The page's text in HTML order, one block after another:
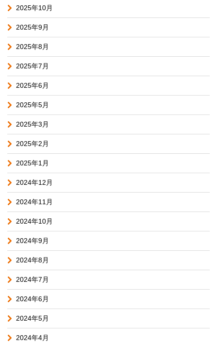
2025年10月
2025年9月
2025年8月
2025年7月
2025年6月
2025年5月
2025年3月
2025年2月
2025年1月
2024年12月
2024年11月
2024年10月
2024年9月
2024年8月
2024年7月
2024年6月
2024年5月
2024年4月